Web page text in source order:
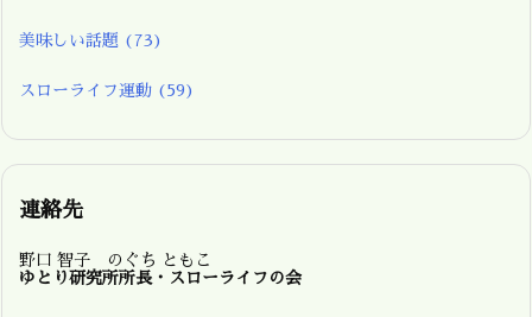
美味しい話題 (73)
スローライフ運動 (59)
連絡先
野口 智子 のぐち ともこ
ゆとり研究所所長・スローライフの会